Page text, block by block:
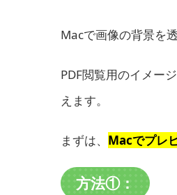
Macで画像の背景を
PDF閲覧用のイメー
えます。
まずは、 Macでプレ
方法①：